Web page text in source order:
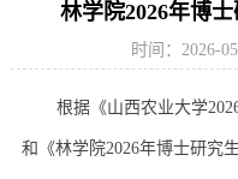
林学院2026年博
时间：2026-
根据《山西农业大学
和《林学院2026年博士研究